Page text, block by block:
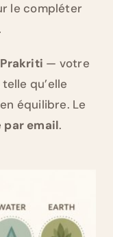
le compléter
Prakriti — votre
qu’elle
équilibre. Le
par email.